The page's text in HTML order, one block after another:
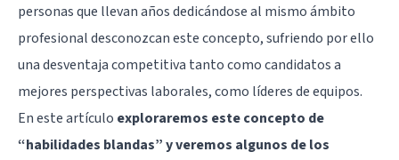
personas que llevan años dedicándose al mismo ámbito
profesional desconozcan este concepto, sufriendo por ello
una desventaja competitiva tanto como candidatos a
mejores perspectivas laborales, como líderes de equipos.
En este artículo exploraremos este concepto de
“habilidades blandas” y veremos algunos de los